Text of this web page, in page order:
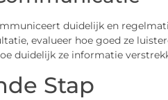
duidelijk en
evalueer hoe goed ze
duidelijk ze informatie
Stap